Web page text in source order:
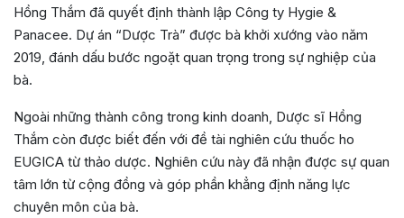
Hồng Thắm đã quyết định thành lập Công ty Hygie &
Panacee. Dự án “Dược Trà” được bà khởi xướng vào năm
2019, đánh dấu bước ngoặt quan trọng trong sự nghiệp của
bà.
Ngoài những thành công trong kinh doanh, Dược sĩ Hồng
Thắm còn được biết đến với đề tài nghiên cứu thuốc ho
EUGICA từ thảo dược. Nghiên cứu này đã nhận được sự quan
tâm lớn từ cộng đồng và góp phần khẳng định năng lực
chuyên môn của bà.